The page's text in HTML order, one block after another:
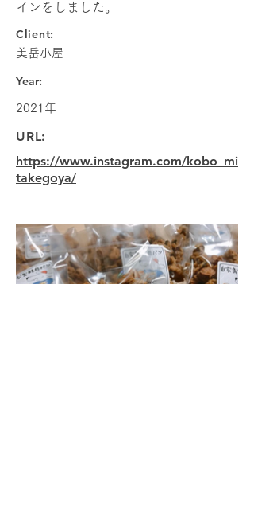
インをしました。
Client:
美岳小屋
Year:
2021年
URL:
https://www.instagram.com/kobo_mi
takegoya/